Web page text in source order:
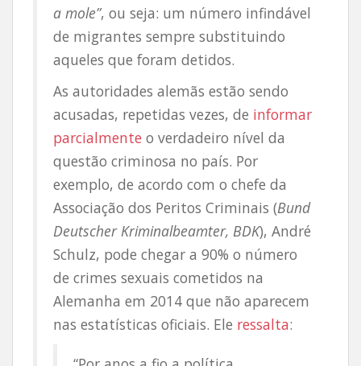
a mole”, ou seja: um número infindável
de migrantes sempre substituindo
aqueles que foram detidos.
As autoridades alemãs estão sendo
acusadas, repetidas vezes, de informar
parcialmente o verdadeiro nível da
questão criminosa no país. Por
exemplo, de acordo com o chefe da
Associação dos Peritos Criminais (Bund
Deutscher Kriminalbeamter, BDK), André
Schulz, pode chegar a 90% o número
de crimes sexuais cometidos na
Alemanha em 2014 que não aparecem
nas estatísticas oficiais. Ele ressalta: